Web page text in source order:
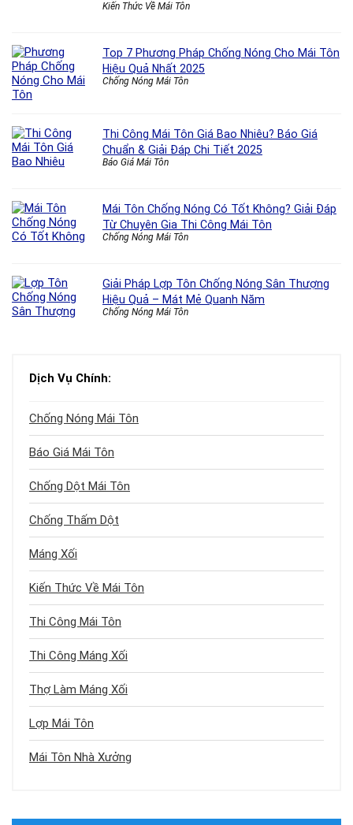
Kiến Thức Về Mái Tôn
Top 7 Phương Pháp Chống Nóng Cho Mái Tôn
Hiệu Quả Nhất 2025
Chống Nóng Mái Tôn
Thi Công Mái Tôn Giá Bao Nhiêu? Báo Giá
Chuẩn & Giải Đáp Chi Tiết 2025
Báo Giá Mái Tôn
Mái Tôn Chống Nóng Có Tốt Không? Giải Đáp
Từ Chuyên Gia Thi Công Mái Tôn
Chống Nóng Mái Tôn
Giải Pháp Lợp Tôn Chống Nóng Sân Thượng
Hiệu Quả – Mát Mẻ Quanh Năm
Chống Nóng Mái Tôn
Dịch Vụ Chính:
Chống Nóng Mái Tôn
Báo Giá Mái Tôn
Chống Dột Mái Tôn
Chống Thấm Dột
Máng Xối
Kiến Thức Về Mái Tôn
Thi Công Mái Tôn
Thi Công Máng Xối
Thợ Làm Máng Xối
Lợp Mái Tôn
Mái Tôn Nhà Xưởng